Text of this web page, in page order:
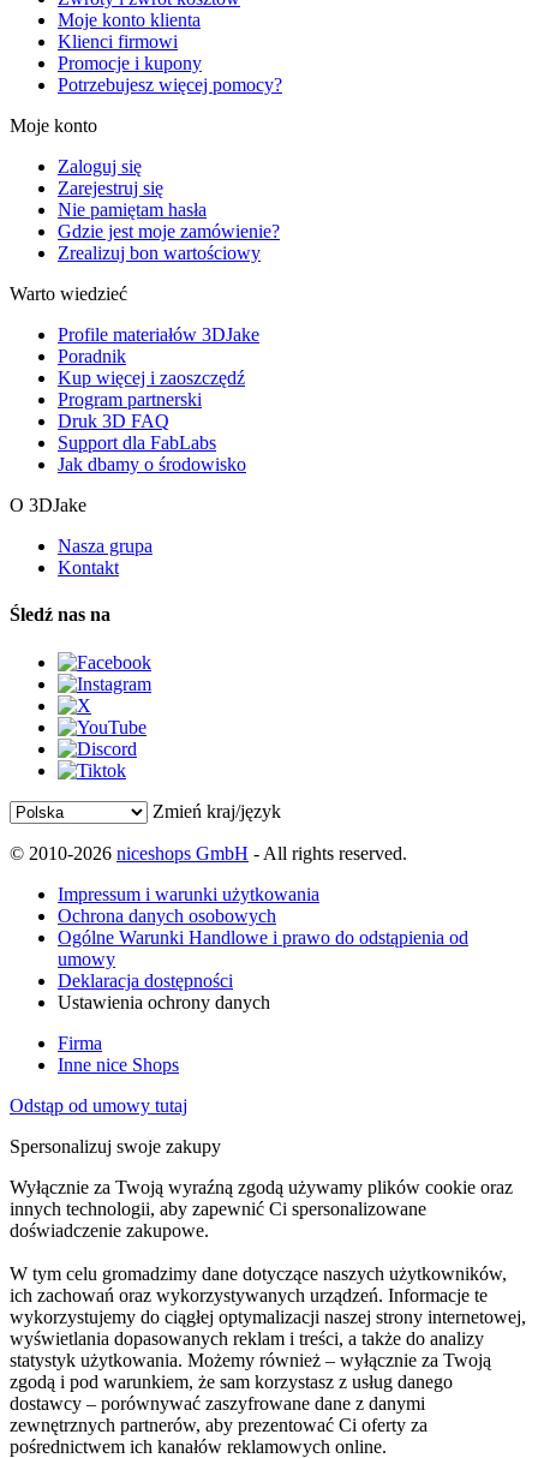
Moje konto klienta
Klienci firmowi
Promocje i kupony
Potrzebujesz więcej pomocy?
Moje konto
Zaloguj się
Zarejestruj się
Nie pamiętam hasła
Gdzie jest moje zamówienie?
Zrealizuj bon wartościowy
Warto wiedzieć
Profile materiałów 3DJake
Poradnik
Kup więcej i zaoszczędź
Program partnerski
Druk 3D FAQ
Support dla FabLabs
Jak dbamy o środowisko
O 3DJake
Nasza grupa
Kontakt
Śledź nas na
Zmień kraj/język
© 2010-2026 niceshops GmbH - All rights reserved.
Impressum i warunki użytkowania
Ochrona danych osobowych
Ogólne Warunki Handlowe i prawo do odstąpienia od
umowy
Deklaracja dostępności
Ustawienia ochrony danych
Firma
Inne nice Shops
Odstąp od umowy tutaj
Spersonalizuj swoje zakupy
Wyłącznie za Twoją wyraźną zgodą używamy plików cookie oraz
innych technologii, aby zapewnić Ci spersonalizowane
doświadczenie zakupowe.
W tym celu gromadzimy dane dotyczące naszych użytkowników,
ich zachowań oraz wykorzystywanych urządzeń. Informacje te
wykorzystujemy do ciągłej optymalizacji naszej strony internetowej,
wyświetlania dopasowanych reklam i treści, a także do analizy
statystyk użytkowania. Możemy również – wyłącznie za Twoją
zgodą i pod warunkiem, że sam korzystasz z usług danego
dostawcy – porównywać zaszyfrowane dane z danymi
zewnętrznych partnerów, aby prezentować Ci oferty za
pośrednictwem ich kanałów reklamowych online.